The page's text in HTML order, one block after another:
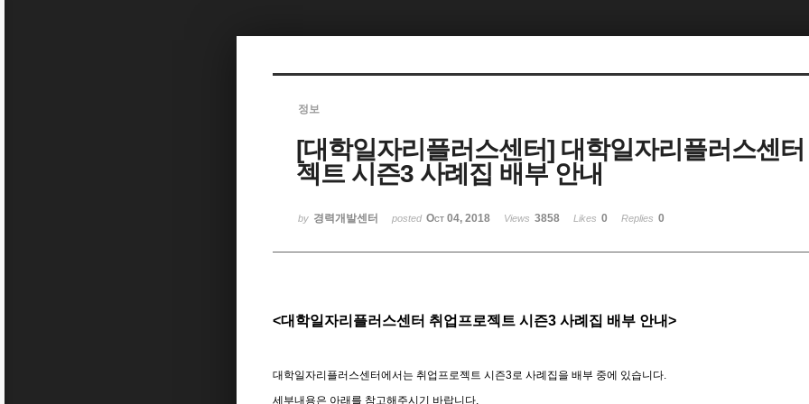
정보
[대학일자리플러스센터] 대학일자리플러스센
젝트 시즌3 사례집 배부 안내
by 경력개발센터 posted Oct 04, 2018 Views 3858 Likes 0 Replies 0
<대학일자리플러스센터 취업프로젝트 시즌3 사례집 배부 안내>
대학일자리플러스센터에서는 취업프로젝트 시즌3로 사례집을 배부 중에 있습니다.
세부내용은 아래를 참고해주시기 바랍니다.
Sketchbook5, 스케치북5
Sketchbook5, 스케치북5